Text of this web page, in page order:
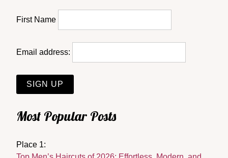
First Name
Email address:
Most Popular Posts
Place 1: